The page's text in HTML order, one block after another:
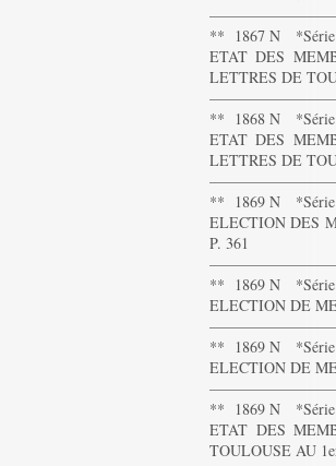
** 1867 N
ETAT DES
LETTRES DE
** 1868 N
ETAT DES
LETTRES DE
** 1869 N
ELECTION DES
P. 361
** 1869 N
ELECTION DE
** 1869 N
ELECTION DE
** 1869 N
ETAT DES
TOULOUSE AU